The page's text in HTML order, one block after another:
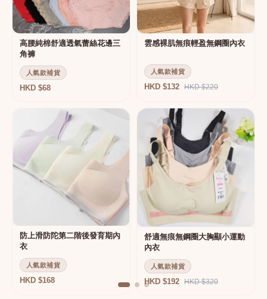
高腰純棉舒適透氣蕾絲花邊三
角褲
人氣款補貨
HKD $68
雲感裸肌無痕輕盈無鋼圈內衣
人氣款補貨
HKD $132 HKD $220
防上滑防陀第二階後發育期內
衣
人氣款補貨
HKD $168
舒適無痕無鋼圈大胸顯小運動
內衣
人氣款補貨
HKD $192 HKD $320